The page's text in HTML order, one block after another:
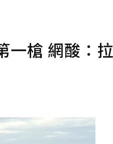
一槍 網酸：拉